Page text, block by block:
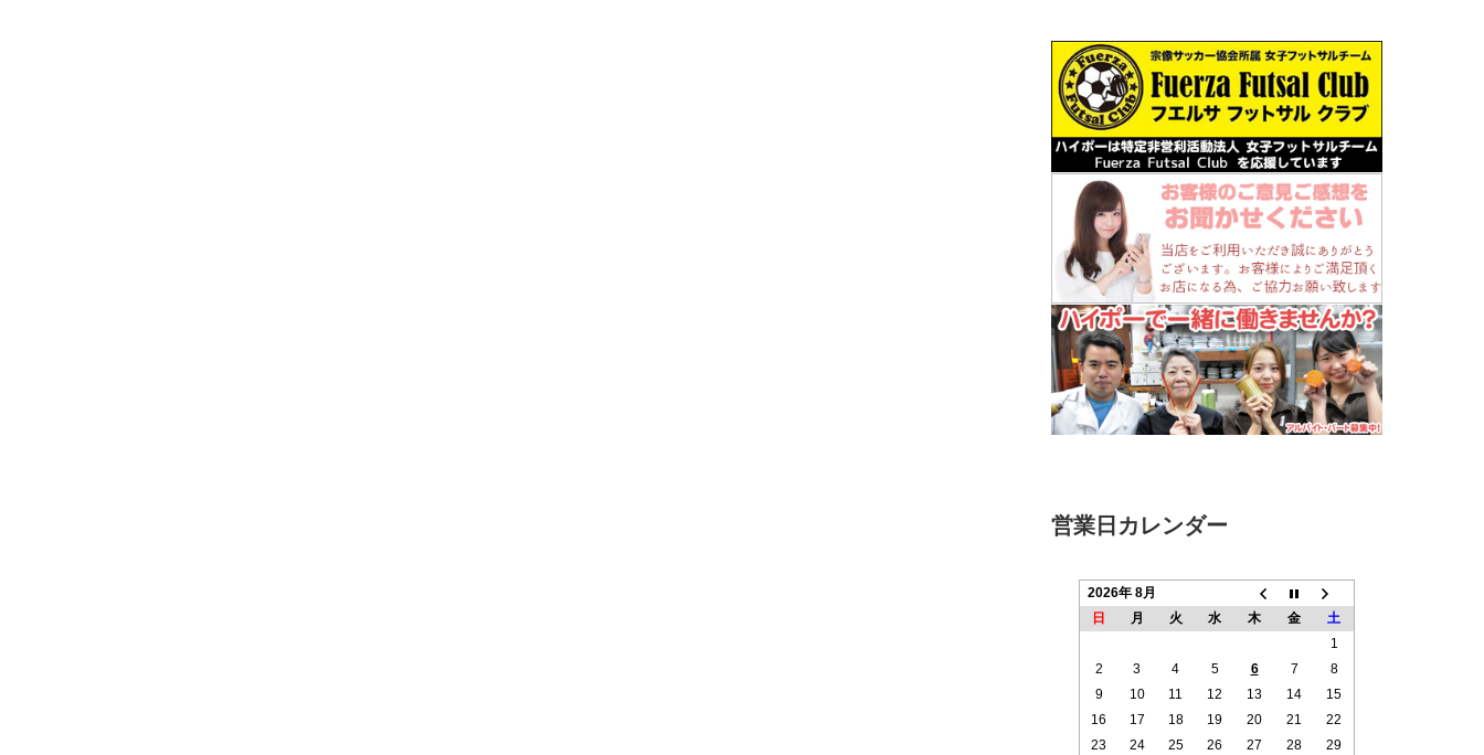
営業日カレンダー
2026年 8月
日
月 火 水 木 金
土
1
2
3 4 5 6 7
8
9
10 11 12 13 14
15
16
17 18 19 20 21
22
23
24 25 26 27 28
29